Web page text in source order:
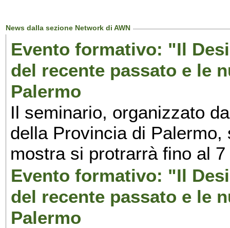
News dalla sezione Network di AWN
Evento formativo: "Il
del recente passato e le
Palermo
Il seminario, organizzato
della Provincia di
mostra si protrarrà fino al
Evento formativo: "Il
del recente passato e le
Palermo